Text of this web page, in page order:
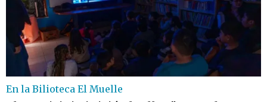
En la Bilioteca El Muelle